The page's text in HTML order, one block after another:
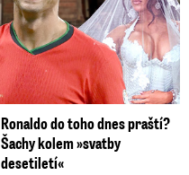
Ronaldo do toho dnes praští?
Šachy kolem »svatby
desetiletí«